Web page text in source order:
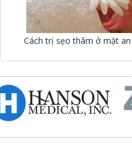
Cách trị sẹo thâm ở mặt